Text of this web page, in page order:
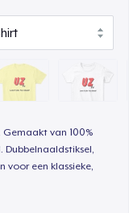
van 100%
voor een klassieke,